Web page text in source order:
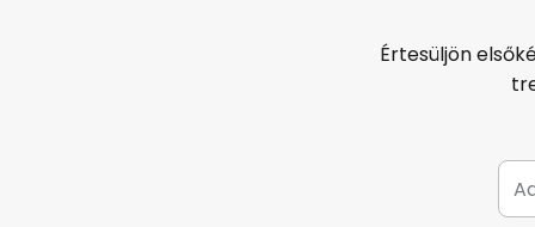
Értesüljön